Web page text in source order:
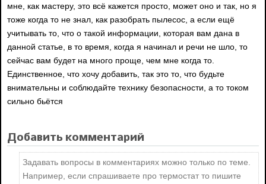
мне, как мастеру, это всё кажется просто, может оно и так, но я
тоже когда то не знал, как разобрать пылесос, а если ещё
учитывать то, что о такой информации, которая вам дана в
данной статье, в то время, когда я начинал и речи не шло, то
сейчас вам будет на много проще, чем мне когда то.
Единственное, что хочу добавить, так это то, что будьте
внимательны и соблюдайте технику безопасности, а то током
сильно бьётся
Добавить комментарий
Задавать вопросы в комментариях можно только по теме.
Например, если спрашиваете про термостат то пишите